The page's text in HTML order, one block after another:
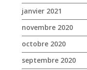
janvier 2021
novembre 2020
octobre 2020
septembre 2020